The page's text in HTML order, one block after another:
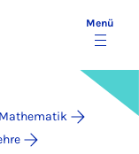
Menü